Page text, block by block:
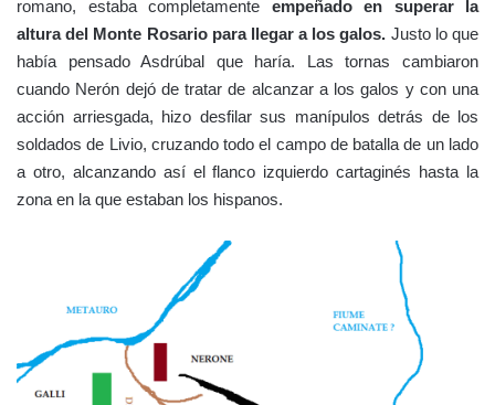
romano, estaba completamente empeñado en superar la
altura del Monte Rosario para llegar a los galos. Justo lo que
había pensado Asdrúbal que haría. Las tornas cambiaron
cuando Nerón dejó de tratar de alcanzar a los galos y con una
acción arriesgada, hizo desfilar sus manípulos detrás de los
soldados de Livio, cruzando todo el campo de batalla de un lado
a otro, alcanzando así el flanco izquierdo cartaginés hasta la
zona en la que estaban los hispanos.